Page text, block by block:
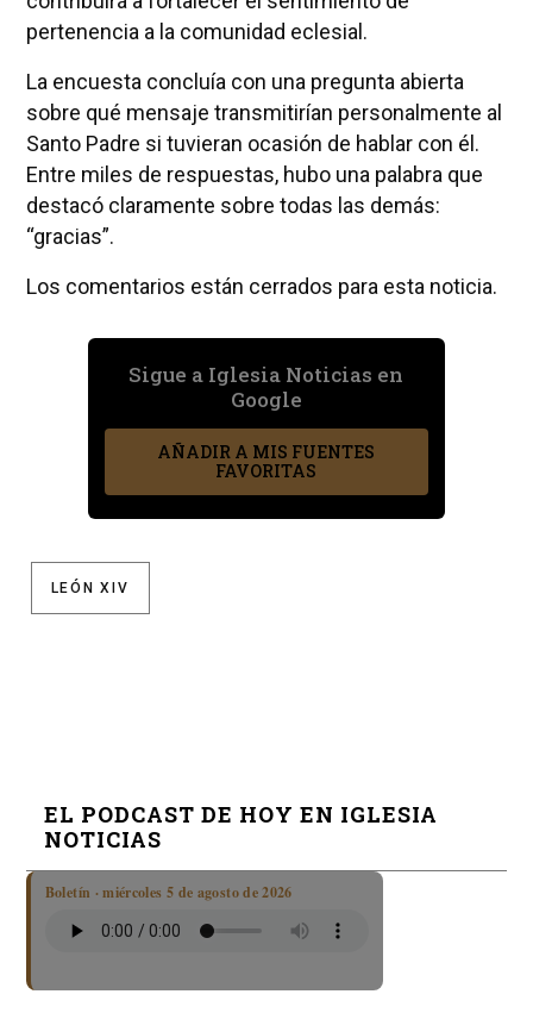
pertenencia a la comunidad eclesial.
La encuesta concluía con una pregunta abierta
sobre qué mensaje transmitirían personalmente al
Santo Padre si tuvieran ocasión de hablar con él.
Entre miles de respuestas, hubo una palabra que
destacó claramente sobre todas las demás:
“gracias”.
Los comentarios están cerrados para esta noticia.
Sigue a Iglesia Noticias en
Google
AÑADIR A MIS FUENTES
FAVORITAS
LEÓN XIV
EL PODCAST DE HOY EN IGLESIA
NOTICIAS
Boletín · miércoles 5 de agosto de 2026